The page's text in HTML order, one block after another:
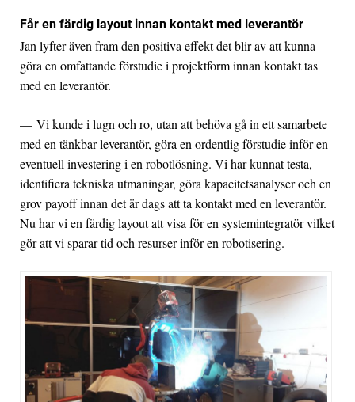
Får en färdig layout innan kontakt med leverantör
Jan lyfter även fram den positiva effekt det blir av att kunna
göra en omfattande förstudie i projektform innan kontakt tas
med en leverantör.
— Vi kunde i lugn och ro, utan att behöva gå in ett samarbete
med en tänkbar leverantör, göra en ordentlig förstudie inför en
eventuell investering i en robotlösning. Vi har kunnat testa,
identifiera tekniska utmaningar, göra kapacitetsanalyser och en
grov payoff innan det är dags att ta kontakt med en leverantör.
Nu har vi en färdig layout att visa för en systemintegratör vilket
gör att vi sparar tid och resurser inför en robotisering.